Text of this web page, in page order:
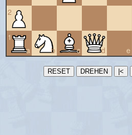
2
a
1
b
c d e
RESET DREHEN |<